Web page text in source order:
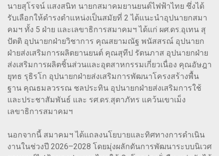
นายสุโรจน์ แสงสนิท นายกสมาคมยานยนต์ไฟฟ้าไทย ซึ่งได้
รับเลือกให้ดำรงตำแหน่งเป็นสมัยที่ 2 ได้แนะนำอุปนายกสมา
คมฯ ทั้ง 5 ฝ่าย และเลขาธิการสมาคมฯ ได้แก่ ผศ.ดร.อุเทน สุ
ปัตติ อุปนายกฝ่ายวิชาการ คุณสยามณัฐ พนัสสรณ์ อุปนายก
ฝ่ายส่งเสริมการผลิตยานยนต์ คุณสุทีป รัตนภาส อุปนายกฝ่าย
ส่งเสริมการผลิตชิ้นส่วนและอุตสาหกรรมเกี่ยวเนื่อง คุณอัษฎา
ยุทธ รุธิรโก อุปนายกฝ่ายส่งเสริมการพัฒนาโครงสร้างพื้น
ฐาน คุณธมลวรรณ ชลประทิน อุปนายกฝ่ายส่งเสริมการใช้
และประชาสัมพันธ์ และ รศ.ดร.สุตาภัทร แคว้นเขาเม็ง
เลขาธิการสมาคมฯ
นอกจากนี้ สมาคมฯ ได้แถลงนโยบายและทิศทางการดำเนิน
งานในช่วงปี 2026–2028 โดยมุ่งผลักดันการพัฒนาระบบนิเวศ